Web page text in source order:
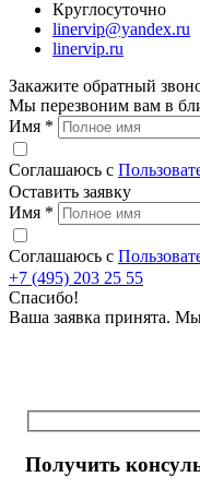
Круглосуточно
linervip@yandex.ru
linervip.ru
Закажите обратный
Мы перезвоним вам в
Имя *
Соглашаюсь с
Оставить заявку
Имя *
Соглашаюсь с
+7 (495) 203 25 55
Спасибо!
Ваша заявка принята.
Получить